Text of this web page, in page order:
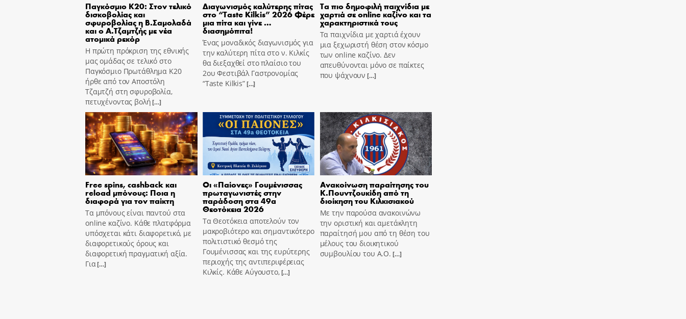
Παγκόσμιο Κ20: Στον τελικό
δισκοβολίας και
σφυροβολίας η Β.Σαμολαδά
και ο Α.Τζαμτζής με νέα
ατομικά ρεκόρ
Η πρώτη πρόκριση της εθνικής
μας ομάδας σε τελικό στο
Παγκόσμιο Πρωτάθλημα Κ20
ήρθε από τον Αποστόλη
Τζαμτζή στη σφυροβολία,
πετυχένοντας βολή[…]
Διαγωνισμός καλύτερης πίτας
στο “Taste Kilkis” 2026 Φέρε
μια πίτα και γίνε …
διασημόπιτα!
Ένας μοναδικός διαγωνισμός για
την καλύτερη πίτα στο ν. Κιλκίς
θα διεξαχθεί στο πλαίσιο του
2ου Φεστιβάλ Γαστρονομίας
“Taste Kilkis”[…]
Τα πιο δημοφιλή παιχνίδια με
χαρτιά σε online καζίνο και τα
χαρακτηριστικά τους
Τα παιχνίδια με χαρτιά έχουν
μια ξεχωριστή θέση στον κόσμο
των online καζίνο. Δεν
απευθύνονται μόνο σε παίκτες
που ψάχνουν […]
Free spins, cashback και
reload μπόνους: Ποια η
διαφορά για τον παίκτη
Τα μπόνους είναι παντού στα
online καζίνο. Κάθε πλατφόρμα
υπόσχεται κάτι διαφορετικό, με
διαφορετικούς όρους και
διαφορετική πραγματική αξία.
Για[…]
Οι «Παίονες» Γουμένισσας
πρωταγωνιστές στην
παράδοση στα 49α
Θεοτόκεια 2026
Τα Θεοτόκεια αποτελούν τον
μακροβιότερο και σημαντικότερο
πολιτιστικό θεσμό της
Γουμένισσας και της ευρύτερης
περιοχής της αντιπεριφέρειας
Κιλκίς. Κάθε Αύγουστο,[…]
Ανακοίνωση παραίτησης του
Κ.Πουντζουκίδη από τη
διοίκηση του Κιλκισιακού
Με την παρούσα ανακοινώνω
την οριστική και αμετάκλητη
παραίτησή μου από τη θέση του
μέλους του διοικητικού
συμβουλίου του Α.Ο. […]